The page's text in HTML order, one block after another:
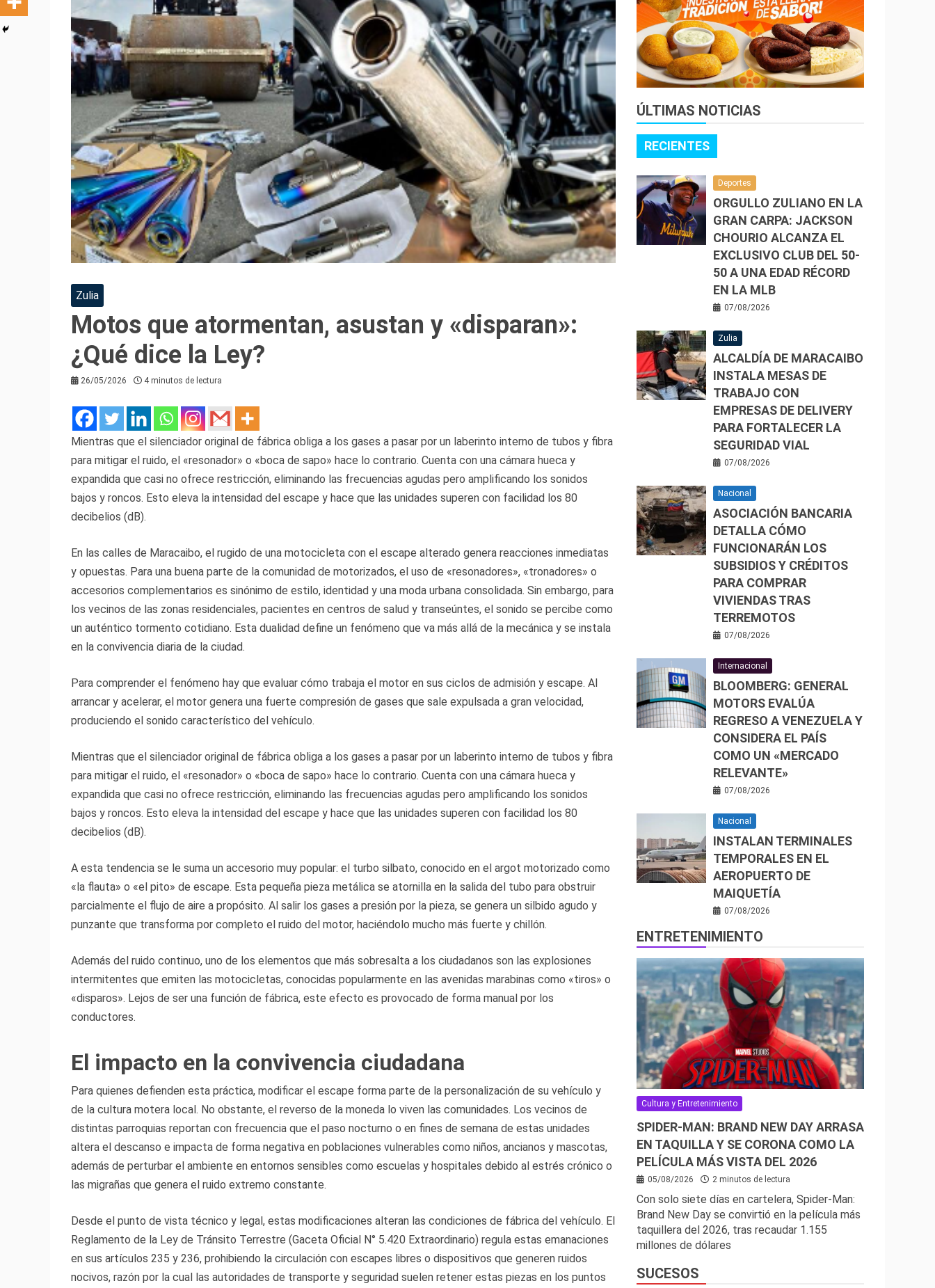
Zulia
Motos que atormentan, asustan y «disparan»:
¿Qué dice la Ley?
26/05/2026 4 minutos de lectura
Mientras que el silenciador original de fábrica obliga a los gases a pasar por un laberinto interno de tubos y fibra
para mitigar el ruido, el «resonador» o «boca de sapo» hace lo contrario. Cuenta con una cámara hueca y
expandida que casi no ofrece restricción, eliminando las frecuencias agudas pero amplificando los sonidos
bajos y roncos. Esto eleva la intensidad del escape y hace que las unidades superen con facilidad los 80
decibelios (dB).
En las calles de Maracaibo, el rugido de una motocicleta con el escape alterado genera reacciones inmediatas
y opuestas. Para una buena parte de la comunidad de motorizados, el uso de «resonadores», «tronadores» o
accesorios complementarios es sinónimo de estilo, identidad y una moda urbana consolidada. Sin embargo, para
los vecinos de las zonas residenciales, pacientes en centros de salud y transeúntes, el sonido se percibe como
un auténtico tormento cotidiano. Esta dualidad define un fenómeno que va más allá de la mecánica y se instala
en la convivencia diaria de la ciudad.
Para comprender el fenómeno hay que evaluar cómo trabaja el motor en sus ciclos de admisión y escape. Al
arrancar y acelerar, el motor genera una fuerte compresión de gases que sale expulsada a gran velocidad,
produciendo el sonido característico del vehículo.
Mientras que el silenciador original de fábrica obliga a los gases a pasar por un laberinto interno de tubos y fibra
para mitigar el ruido, el «resonador» o «boca de sapo» hace lo contrario. Cuenta con una cámara hueca y
expandida que casi no ofrece restricción, eliminando las frecuencias agudas pero amplificando los sonidos
bajos y roncos. Esto eleva la intensidad del escape y hace que las unidades superen con facilidad los 80
decibelios (dB).
A esta tendencia se le suma un accesorio muy popular: el turbo silbato, conocido en el argot motorizado como
«la flauta» o «el pito» de escape. Esta pequeña pieza metálica se atornilla en la salida del tubo para obstruir
parcialmente el flujo de aire a propósito. Al salir los gases a presión por la pieza, se genera un silbido agudo y
punzante que transforma por completo el ruido del motor, haciéndolo mucho más fuerte y chillón.
Además del ruido continuo, uno de los elementos que más sobresalta a los ciudadanos son las explosiones
intermitentes que emiten las motocicletas, conocidas popularmente en las avenidas marabinas como «tiros» o
«disparos». Lejos de ser una función de fábrica, este efecto es provocado de forma manual por los
conductores.
El impacto en la convivencia ciudadana
Para quienes defienden esta práctica, modificar el escape forma parte de la personalización de su vehículo y
de la cultura motera local. No obstante, el reverso de la moneda lo viven las comunidades. Los vecinos de
distintas parroquias reportan con frecuencia que el paso nocturno o en fines de semana de estas unidades
altera el descanso e impacta de forma negativa en poblaciones vulnerables como niños, ancianos y mascotas,
además de perturbar el ambiente en entornos sensibles como escuelas y hospitales debido al estrés crónico o
las migrañas que genera el ruido extremo constante.
Desde el punto de vista técnico y legal, estas modificaciones alteran las condiciones de fábrica del vehículo. El
Reglamento de la Ley de Tránsito Terrestre (Gaceta Oficial N° 5.420 Extraordinario) regula estas emanaciones
en sus artículos 235 y 236, prohibiendo la circulación con escapes libres o dispositivos que generen ruidos
nocivos, razón por la cual las autoridades de transporte y seguridad suelen retener estas piezas en los puntos
ÚLTIMAS NOTICIAS
RECIENTES
Deportes
ORGULLO ZULIANO EN LA
GRAN CARPA: JACKSON
CHOURIO ALCANZA EL
EXCLUSIVO CLUB DEL 50-
50 A UNA EDAD RÉCORD
EN LA MLB
07/08/2026
Zulia
ALCALDÍA DE MARACAIBO
INSTALA MESAS DE
TRABAJO CON
EMPRESAS DE DELIVERY
PARA FORTALECER LA
SEGURIDAD VIAL
07/08/2026
Nacional
ASOCIACIÓN BANCARIA
DETALLA CÓMO
FUNCIONARÁN LOS
SUBSIDIOS Y CRÉDITOS
PARA COMPRAR
VIVIENDAS TRAS
TERREMOTOS
07/08/2026
Internacional
BLOOMBERG: GENERAL
MOTORS EVALÚA
REGRESO A VENEZUELA Y
CONSIDERA EL PAÍS
COMO UN «MERCADO
RELEVANTE»
07/08/2026
Nacional
INSTALAN TERMINALES
TEMPORALES EN EL
AEROPUERTO DE
MAIQUETÍA
07/08/2026
ENTRETENIMIENTO
Cultura y Entretenimiento
SPIDER-MAN: BRAND NEW DAY ARRASA
EN TAQUILLA Y SE CORONA COMO LA
PELÍCULA MÁS VISTA DEL 2026
05/08/2026 2 minutos de lectura
Con solo siete días en cartelera, Spider-Man:
Brand New Day se convirtió en la película más
taquillera del 2026, tras recaudar 1.155
millones de dólares
SUCESOS